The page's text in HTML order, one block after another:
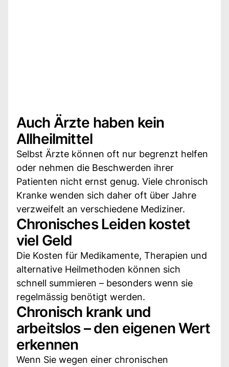
Auch Ärzte haben kein
Allheilmittel
Selbst Ärzte können oft nur begrenzt helfen
oder nehmen die Beschwerden ihrer
Patienten nicht ernst genug. Viele chronisch
Kranke wenden sich daher oft über Jahre
verzweifelt an verschiedene Mediziner.
Chronisches Leiden kostet
viel Geld
Die Kosten für Medikamente, Therapien und
alternative Heilmethoden können sich
schnell summieren – besonders wenn sie
regelmässig benötigt werden.
Chronisch krank und
arbeitslos – den eigenen Wert
erkennen
Wenn Sie wegen einer chronischen